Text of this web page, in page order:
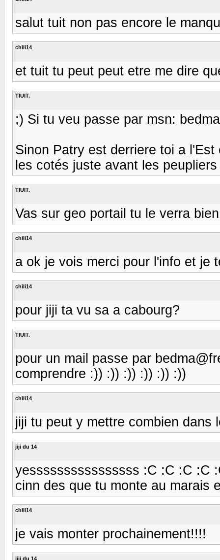
salut tuit non pas encore le
chili14
et tuit tu peut peut etre me dire
TIUIT.
;) Si tu veu passe par msn:
Sinon Patry est derriere toi a
les cotés juste avant les
TIUIT.
Vas sur geo portail tu le verra
chili14
a ok je vois merci pour l'info et je
chili14
pour jiji ta vu sa a cabourg?
TIUIT.
pour un mail passe par
comprendre :)) :)) :)) :)) :)) :))
chili14
jiji tu peut y mettre combien dans
jiji du 14
yessssssssssssssss :C :C :C :C
cinn des que tu monte au marais
chili14
je vais monter prochainement!!!!
jiji du 14